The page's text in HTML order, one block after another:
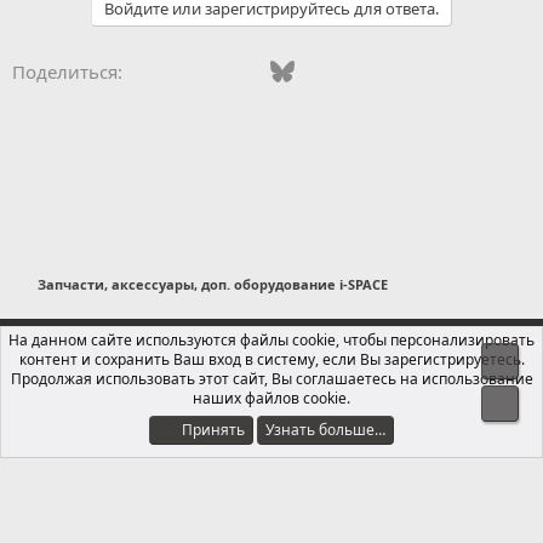
:
Войдите или зарегистрируйтесь для ответа.
Поделиться: Odnoklassniki
Mail.ruBluesky
Запчасти, аксессуары, доп. оборудование i-SPACE
Russian (RU)
Обратная связь
Условия и правила
Политика конфиденциальности
Помощь
Локализация от xenForo.Info®
На данном сайте используются файлы cookie, чтобы персонализировать
контент и сохранить Ваш вход в систему, если Вы зарегистрируетесь.
Продолжая использовать этот сайт, Вы соглашаетесь на использование
наших файлов cookie.
Принять
Узнать больше…